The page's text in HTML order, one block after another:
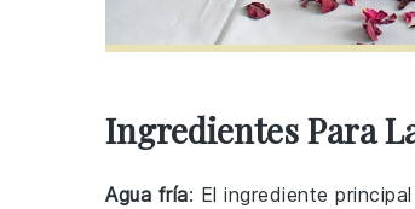
Ingredientes Para
Agua fría: El ingrediente